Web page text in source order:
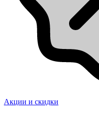
Акции и скидки